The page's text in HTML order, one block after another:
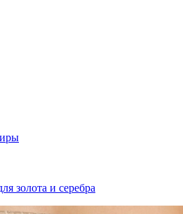
золота и серебра